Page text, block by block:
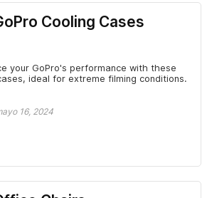
Cooling Cases
your GoPro's performance with these
ideal for extreme filming conditions.
16, 2024